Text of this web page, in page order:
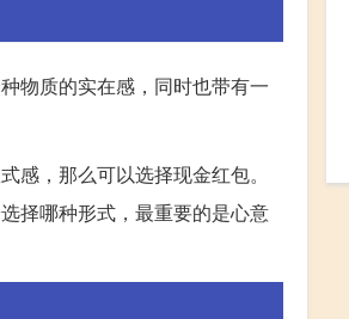
物质的实在感，同时也带有一
，那么可以选择现金红包。
择哪种形式，最重要的是心意